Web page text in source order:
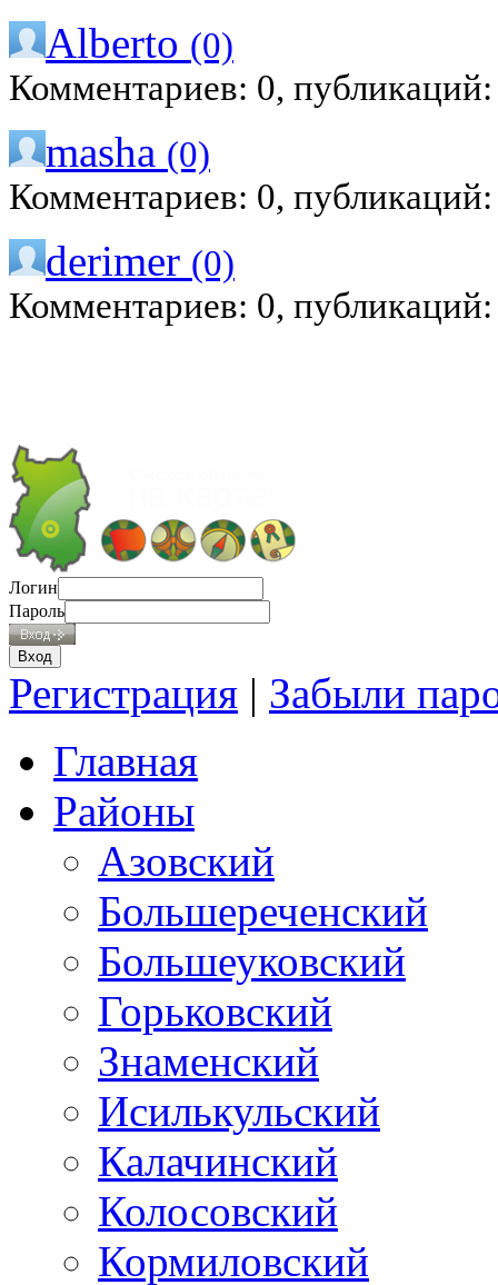
Alberto (0)
Комментариев: 0,
masha (0)
Комментариев: 0,
derimer (0)
Комментариев: 0,
Логин
Пароль
Регистрация | Забыли
Главная
Районы
Азовский
Большереченский
Большеуковский
Горьковский
Знаменский
Исилькульский
Калачинский
Колосовский
Кормиловский